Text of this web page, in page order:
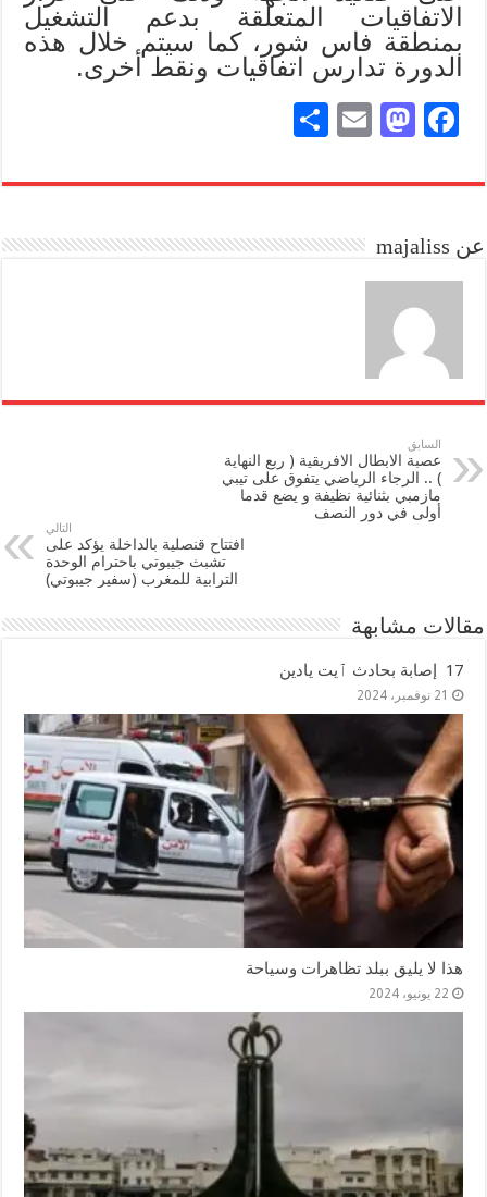
الاتفاقيات المتعلقة بدعم التشغيل
بمنطقة فاس شور، كما سيتم خلال هذه
الدورة تدارس اتفاقيات ونقط أخرى.
Fa
bo
M
to
n
E
ail
re
عن majaliss
السابق
عصبة الابطال الافريقية ( ربع النهاية
) .. الرجاء الرياضي يتفوق على تيبي
مازمبي بثنائية نظيفة و يضع قدما
أولى في دور النصف
التالي
افتتاح قنصلية بالداخلة يؤكد على
تشبث جيبوتي باحترام الوحدة
الترابية للمغرب (سفير جيبوتي)
مقالات مشابهة
17 إصابة بحادث ٱيت يادين
21 نوفمبر، 2024
هذا لا يليق ببلد تظاهرات وسياحة
22 يونيو، 2024